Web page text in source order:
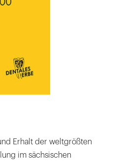
Erhalt der weltgrößten
im sächsischen